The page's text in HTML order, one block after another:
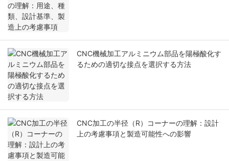
CNC機械加工アルミニウム部品を陽極酸化す
るための適切な接点を選択する方法
CNC加工の半径（R）コーナーの理解：設計
上の考慮事項と製造可能性への影響